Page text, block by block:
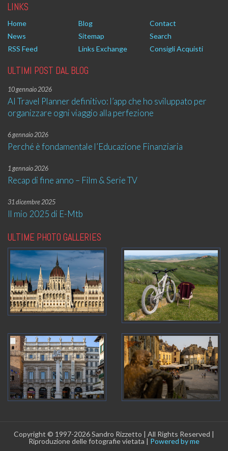
LINKS
Home Blog
Contact
News
Sitemap
Search
RSS Feed
Links Exchange Consigli Acquisti
ULTIMI POST DAL BLOG
10 gennaio 2026
AI Travel Planner definitivo: l’app che ho sviluppato per
organizzare ogni viaggio alla perfezione
6 gennaio 2026
Perché è fondamentale l’Educazione Finanziaria
1 gennaio 2026
Recap di fine anno – Film & Serie TV
31 dicembre 2025
Il mio 2025 di E-Mtb
ULTIME PHOTO GALLERIES
Copyright © 1997-2026 Sandro Rizzetto | All Rights Reserved |
Riproduzione delle fotografie vietata | Powered by me